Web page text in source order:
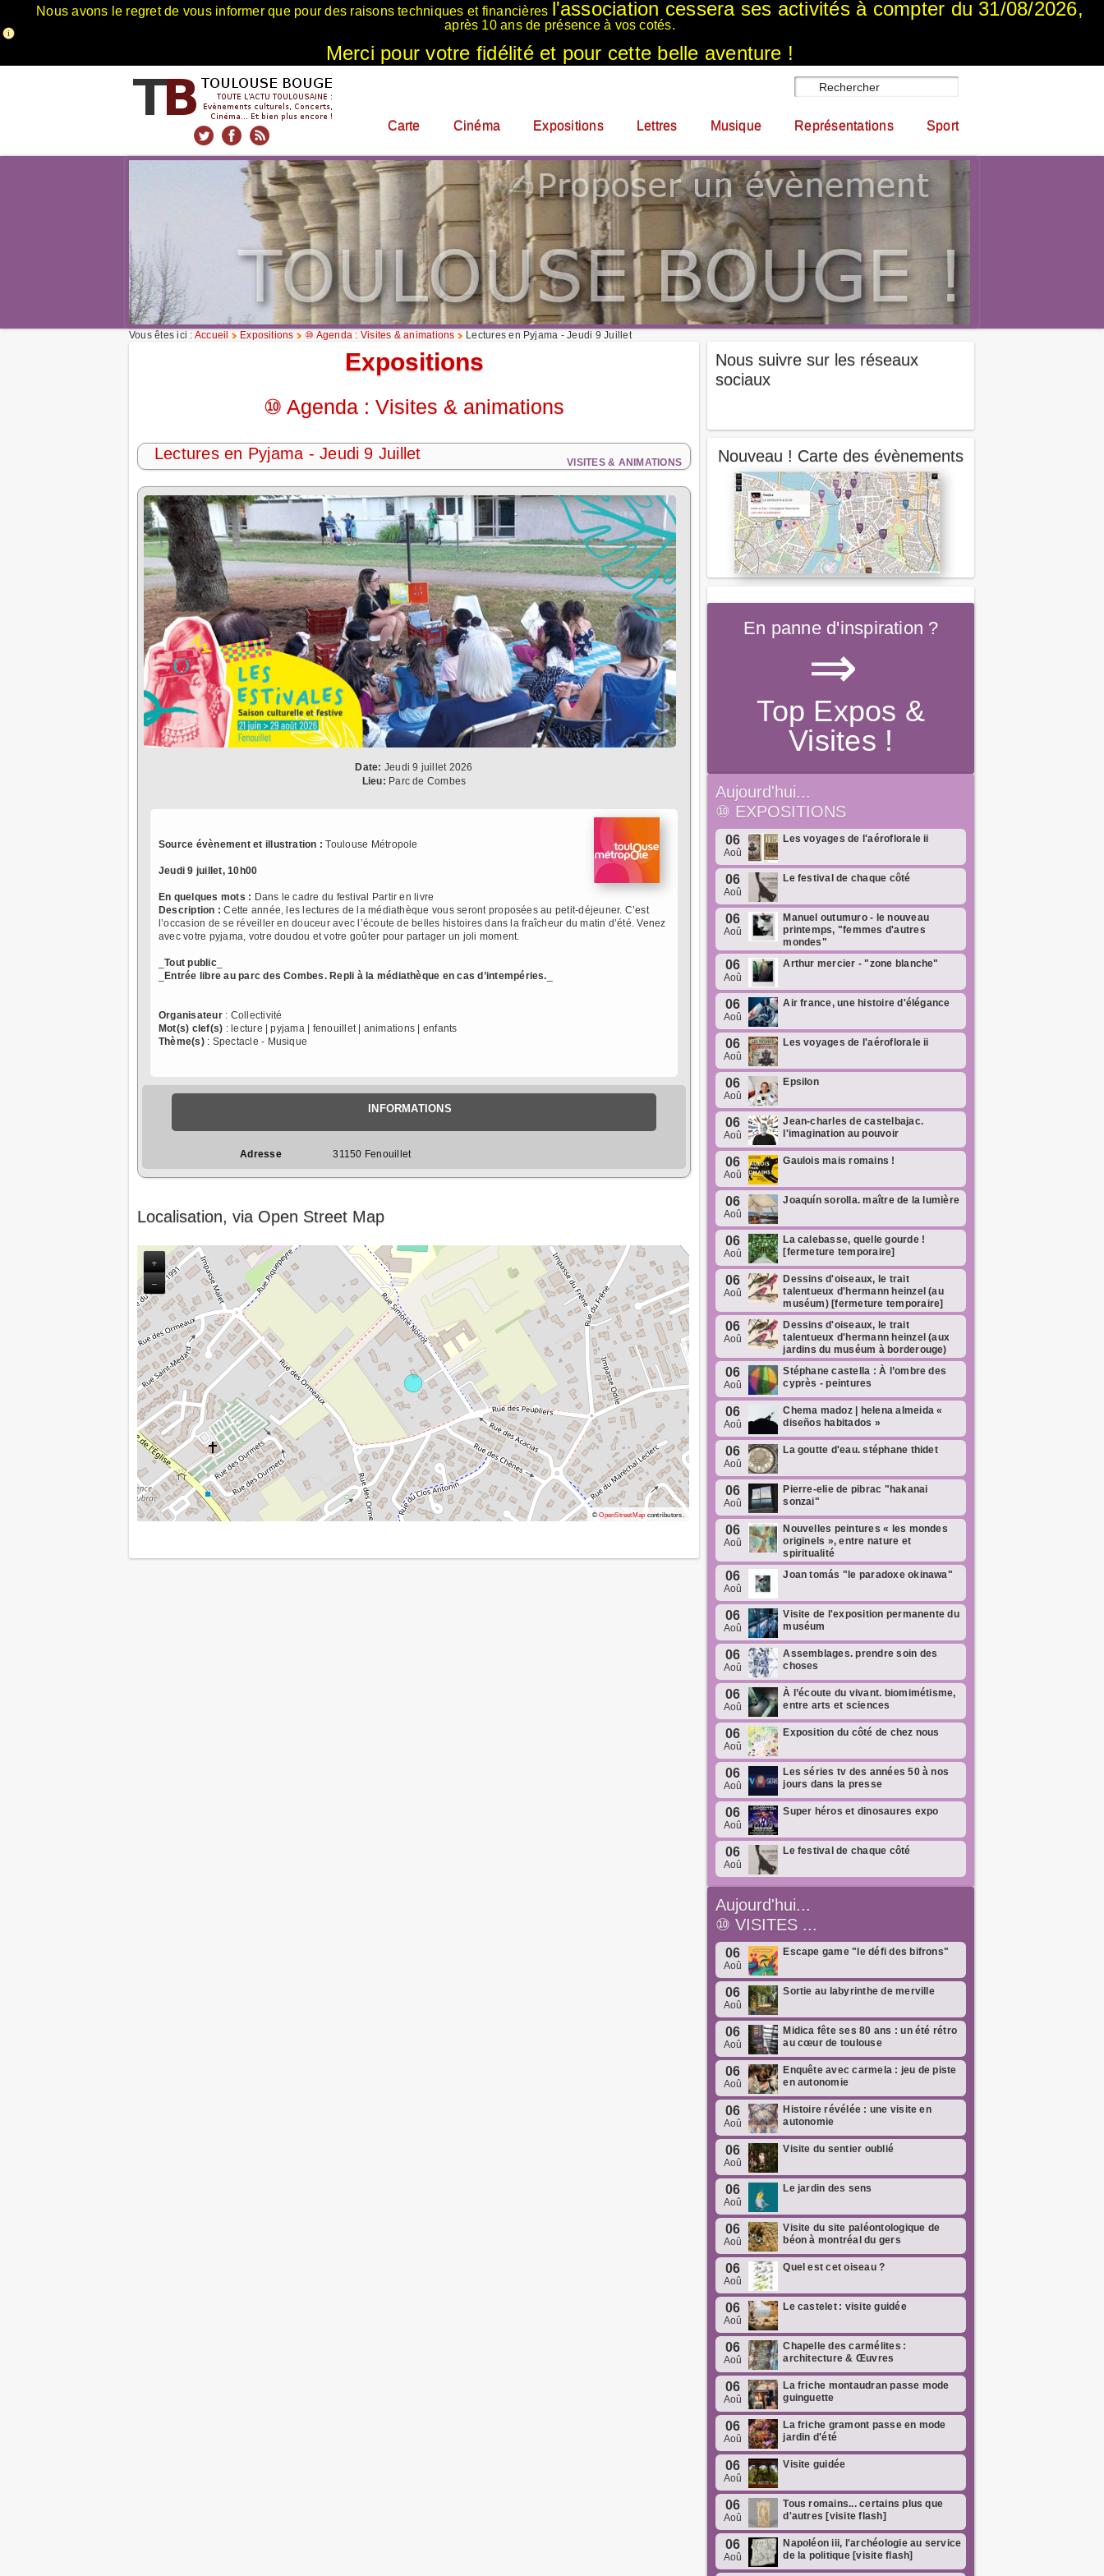
Nous avons le regret de vous informer que pour des raisons techniques et financières l'association cessera ses activités à compter du 31/08/2026,
après 10 ans de présence à vos cotés.
Merci pour votre fidélité et pour cette belle aventure !
Carte Cinéma Expositions Lettres Musique Représentations Sport
Vous êtes ici : Accueil Expositions ⑩ Agenda : Visites & animations Lectures en Pyjama - Jeudi 9 Juillet
Expositions
⑩ Agenda : Visites & animations
Lectures en Pyjama - Jeudi 9 Juillet VISITES & ANIMATIONS
Date: Jeudi 9 juillet 2026
Lieu: Parc de Combes
Source évènement et illustration : Toulouse Métropole
Jeudi 9 juillet, 10h00
En quelques mots : Dans le cadre du festival Partir en livre
Description : Cette année, les lectures de la médiathèque vous seront proposées au petit-déjeuner. C’est
l’occasion de se réveiller en douceur avec l’écoute de belles histoires dans la fraîcheur du matin d’été. Venez
avec votre pyjama, votre doudou et votre goûter pour partager un joli moment.
_Tout public_
Entrée libre au parc des Combes. Repli à la médiathèque en cas d’intempéries.
Organisateur: Collectivité
Mot(s) clef(s) : lecture | pyjama | fenouillet | animations | enfants
Thème(s): Spectacle - Musique
INFORMATIONS
Adresse 31150 Fenouillet
Localisation, via Open Street Map
+
−
©OpenStreetMap contributors.
Nous suivre sur les réseaux
sociaux
Nouveau ! Carte des évènements
En panne d'inspiration ?
⇒
Top Expos &
Visites !
Aujourd'hui...
⑩ EXPOSITIONS
06
Aoû
Les voyages de l'aéroflorale ii
06
Aoû
Le festival de chaque côté
06
Aoû
Manuel outumuro - le nouveau
printemps, "femmes d'autres
mondes"
06
Aoû
Arthur mercier - "zone blanche"
06
Aoû
Air france, une histoire d'élégance
06
Aoû
Les voyages de l'aéroflorale ii
06
Aoû
Epsilon
06
Aoû
Jean-charles de castelbajac.
l'imagination au pouvoir
06
Aoû
Gaulois mais romains !
06
Aoû
Joaquín sorolla. maître de la lumière
06
Aoû
La calebasse, quelle gourde !
[fermeture temporaire]
06
Aoû
Dessins d'oiseaux, le trait
talentueux d'hermann heinzel (au
muséum) [fermeture temporaire]
06
Aoû
Dessins d'oiseaux, le trait
talentueux d'hermann heinzel (aux
jardins du muséum à borderouge)
06
Aoû
Stéphane castella : À l’ombre des
cyprès - peintures
06
Aoû
Chema madoz | helena almeida «
diseños habitados »
06
Aoû
La goutte d'eau. stéphane thidet
06
Aoû
Pierre-elie de pibrac "hakanai
sonzai"
06
Aoû
Nouvelles peintures « les mondes
originels », entre nature et
spiritualité
06
Aoû
Joan tomás "le paradoxe okinawa"
06
Aoû
Visite de l'exposition permanente du
muséum
06
Aoû
Assemblages. prendre soin des
choses
06
Aoû
À l’écoute du vivant. biomimétisme,
entre arts et sciences
06
Aoû
Exposition du côté de chez nous
06
Aoû
Les séries tv des années 50 à nos
jours dans la presse
06
Aoû
Super héros et dinosaures expo
06
Aoû
Le festival de chaque côté
Aujourd'hui...
⑩VISITES ...
06
Aoû
Escape game "le défi des bifrons"
06
Aoû
Sortie au labyrinthe de merville
06
Aoû
Midica fête ses 80 ans : un été rétro
au cœur de toulouse
06
Aoû
Enquête avec carmela : jeu de piste
en autonomie
06
Aoû
Histoire révélée : une visite en
autonomie
06
Aoû
Visite du sentier oublié
06
Aoû
Le jardin des sens
06
Aoû
Visite du site paléontologique de
béon à montréal du gers
06
Aoû
Quel est cet oiseau ?
06
Aoû
Le castelet : visite guidée
06
Aoû
Chapelle des carmélites :
architecture & Œuvres
06
Aoû
La friche montaudran passe mode
guinguette
06
Aoû
La friche gramont passe en mode
jardin d'été
06
Aoû
Visite guidée
06
Aoû
Tous romains... certains plus que
d'autres [visite flash]
06
Aoû
Napoléon iii, l'archéologie au service
de la politique [visite flash]